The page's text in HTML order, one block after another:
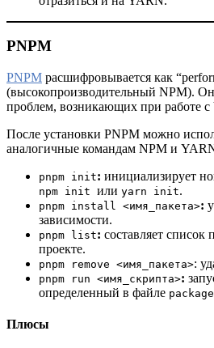
PNPM
PNPM расшифровывается как
(высокопроизводительный NPM).
проблем, возникающих при работе
После установки PNPM можно
аналогичные командам NPM и
pnpm init: инициализирует
npm init или yarn init.
pnpm install <имя_пакета>:
зависимости.
pnpm list: составляет список
проекте.
pnpm remove <имя_пакета>:
pnpm run <имя_скрипта>:
определенный в файле
Плюсы